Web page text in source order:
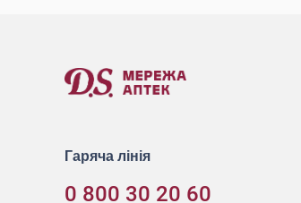
Гаряча лінія
0 800 30 20 60